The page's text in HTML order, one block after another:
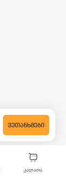
კალათა
ᲕᲔᲗᲐᲜᲮᲛᲔᲑᲘ